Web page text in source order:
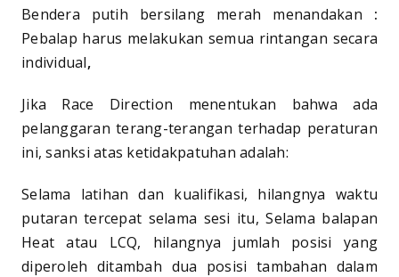
Bendera putih bersilang merah menandakan :
Pebalap harus melakukan semua rintangan secara
individual,
Jika Race Direction menentukan bahwa ada
pelanggaran terang-terangan terhadap peraturan
ini, sanksi atas ketidakpatuhan adalah:
Selama latihan dan kualifikasi, hilangnya waktu
putaran tercepat selama sesi itu, Selama balapan
Heat atau LCQ, hilangnya jumlah posisi yang
diperoleh ditambah dua posisi tambahan dalam